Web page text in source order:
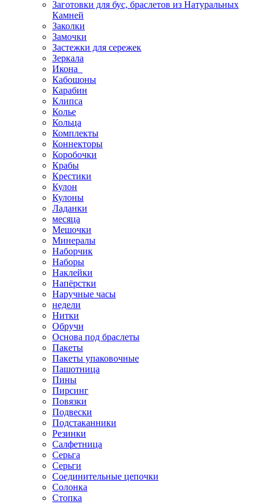
Заготовки для бус, браслетов из Натуральных
Камней
Заколки
Замочки
Застежки для сережек
Зеркала
Икона
Кабошоны
Карабин
Клипса
Колье
Кольца
Комплекты
Коннекторы
Коробочки
Крабы
Крестики
Кулон
Кулоны
Ладанки
месяца
Мешочки
Минералы
Наборчик
Наборы
Наклейки
Напёрстки
Наручные часы
недели
Нитки
Обручи
Основа под браслеты
Пакеты
Пакеты упаковочные
Пашотница
Пины
Пирсинг
Повязки
Подвески
Подстаканники
Резинки
Салфетница
Серьга
Серьги
Соединительные цепочки
Солонка
Стопка